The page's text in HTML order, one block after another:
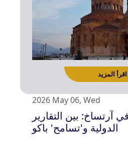
2026 May 06, Wed
آرتساخ: بين التقارير
الدولية و'تسامح' باكو